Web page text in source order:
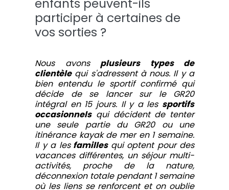
participer à certaines de
vos sorties ?
Nous avons plusieurs types de
clientèlequi s'adressent à nous. Il y a
bien entendu le sportif confirmé qui
décide de se lancer sur le GR20
intégral en 15 jours. Il y a les sportifs
occasionnelsqui décident de tenter
une seule partie du GR20 ou une
itinérance kayak de mer en 1 semaine.
Il y a lesfamilles qui optent pour des
vacances différentes, un séjour multi-
activités, proche de la nature,
déconnexion totale pendant 1 semaine
où les liens se renforcent et on oublie